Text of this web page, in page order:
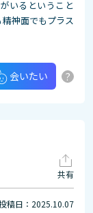
いるということ
神面でもプラス
会いたい ?
共有
稿日：2025.10.07